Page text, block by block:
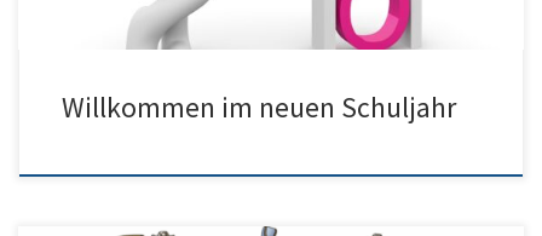
Willkommen im neuen Schuljahr